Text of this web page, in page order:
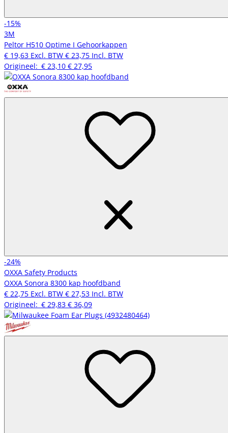
-15%
3M
Peltor H510 Optime I Gehoorkappen
€ 19,63 Excl. BTW € 23,75 Incl. BTW
Origineel: € 23,10 € 27,95
-24%
OXXA Safety Products
OXXA Sonora 8300 kap hoofdband
€ 22,75 Excl. BTW € 27,53 Incl. BTW
Origineel: € 29,83 € 36,09